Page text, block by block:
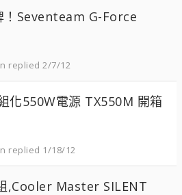
！Seventeam G-Force
2/7/12
化550W電源 TX550M 開箱
1/18/12
,Cooler Master SILENT